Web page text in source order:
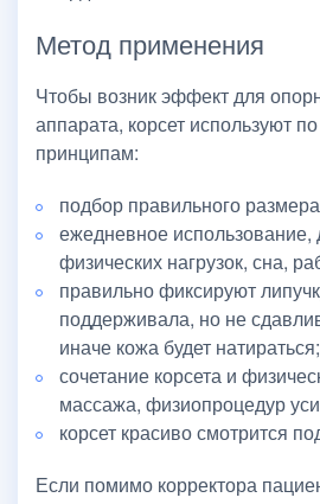
Метод применения
Чтобы возник эффект для
аппарата, корсет используют
принципам:
подбор правильного
ежедневное
физических нагрузок, сна,
правильно фиксируют
поддерживала, но не
иначе кожа будет натираться;
сочетание корсета и
массажа, физиопроцедур
корсет красиво смотрится
Если помимо корректора